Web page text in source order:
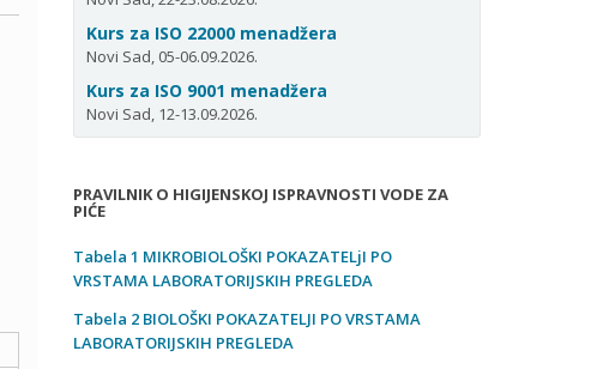
Kurs za ISO 22000 menadžera
Novi Sad, 05-06.09.2026.
Kurs za ISO 9001 menadžera
Novi Sad, 12-13.09.2026.
PRAVILNIK O HIGIJENSKOJ ISPRAVNOSTI VODE ZA
PIĆE
Tabela 1 MIKROBIOLOŠKI POKAZATELjI PO
VRSTAMA LABORATORIJSKIH PREGLEDA
Tabela 2 BIOLOŠKI POKAZATELJI PO VRSTAMA
LABORATORIJSKIH PREGLEDA